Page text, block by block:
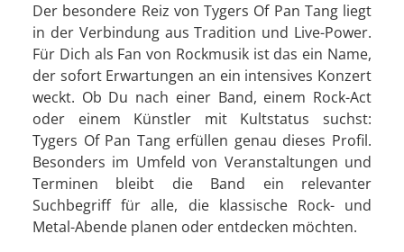
Der besondere Reiz von Tygers Of Pan Tang liegt
in der Verbindung aus Tradition und Live-Power.
Für Dich als Fan von Rockmusik ist das ein Name,
der sofort Erwartungen an ein intensives Konzert
weckt. Ob Du nach einer Band, einem Rock-Act
oder einem Künstler mit Kultstatus suchst:
Tygers Of Pan Tang erfüllen genau dieses Profil.
Besonders im Umfeld von Veranstaltungen und
Terminen bleibt die Band ein relevanter
Suchbegriff für alle, die klassische Rock- und
Metal-Abende planen oder entdecken möchten.